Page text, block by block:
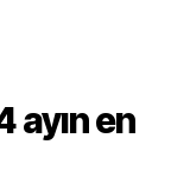
ayın en